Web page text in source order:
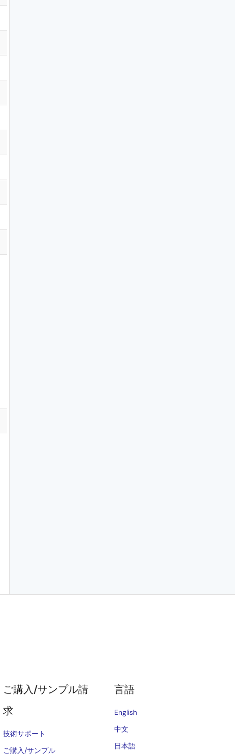
ご購入/サンプル請
求
技術サポート
ご購入/サンプル
言語
English
中文
日本語